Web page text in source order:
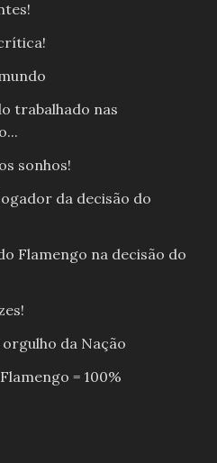
trabalhado nas
sonhos!
da decisão do
Flamengo na decisão do
orgulho da Nação
= 100%